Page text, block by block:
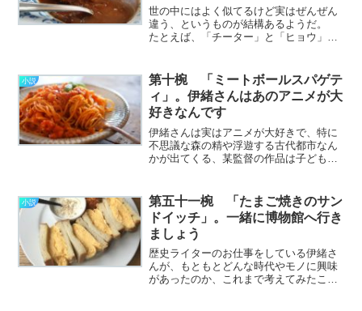
世の中にはよく似てるけど実はぜんぜん
違う、というものが結構あるようだ。
たとえば、「チーター」と「ヒョウ」
後のはもちろん、歴史的にも有名な航空
機なのだけど伊緒さんいわく、
………………～続きを読む～
小説
第十椀 「ミートボールスパゲテ
ィ」。伊緒さんはあのアニメが大
好きなんです
伊緒さんは実はアニメが大好きで、特に
不思議な森の精や浮遊する古代都市なん
かが出てくる、某監督の作品は子どもの
がらふたりでノートパソコンの画面を前
に、そんなアニメ映画を観………………
～続きを読む～
小説
第五十一椀 「たまご焼きのサン
ドイッチ」。一緒に博物館へ行き
ましょう
歴史ライターのお仕事をしている伊緒さ
んが、もともとどんな時代やモノに興味
があったのか、これまで考えてみたこと